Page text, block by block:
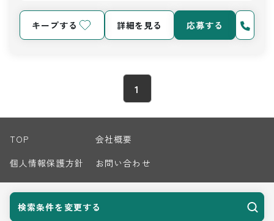
検索条件を変更する
キープする 詳細を見る 応募する
1
TOP
会社概要
個人情報保護方針
お問い合わせ
© 2026 Harvest Biz Career.inc All Rights Reserved.